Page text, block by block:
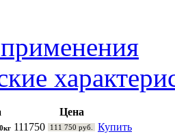
Цена
111750 111 750 руб. Купить